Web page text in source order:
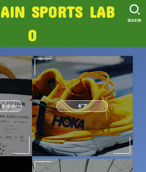
SPORTS LAB
O
SEARCH
イル ギア